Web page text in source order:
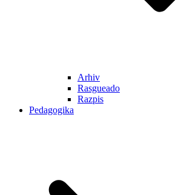
Arhiv
Rasgueado
Razpis
Pedagogika